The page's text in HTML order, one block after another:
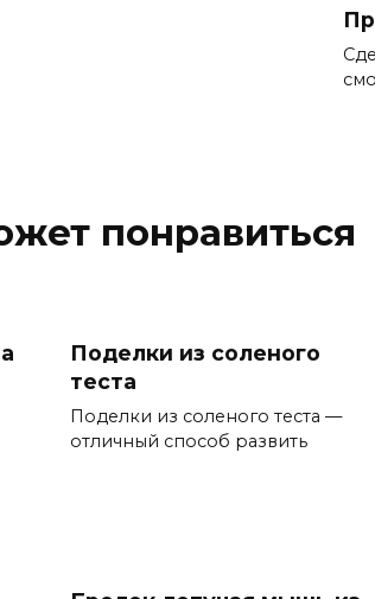
понравиться
Поделки из соленого
теста
Поделки из соленого теста —
отличный способ развить